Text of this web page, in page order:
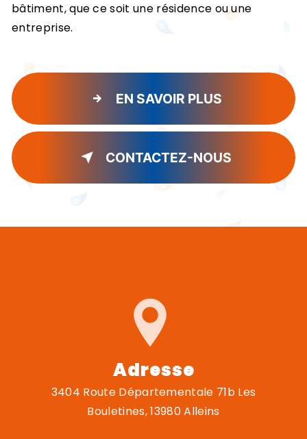
bâtiment, que ce soit une résidence ou une
entreprise.
EN SAVOIR PLUS
CONTACTEZ-NOUS
Adresse
3404 Route Départementale 71b Les
Bouletines, 13980 Alleins